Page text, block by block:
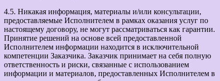
4.5. Никакая информация, материалы и/или консультации,
предоставляемые Исполнителем в рамках оказания услуг по
настоящему договору, не могут рассматриваться как гарантии.
Принятие решений на основе всей предоставленной
Исполнителем информации находится в исключительной
компетенции Заказчика. Заказчик принимает на себя полную
ответственность и риски, связанные с использованием
информации и материалов, предоставленных Исполнителем в